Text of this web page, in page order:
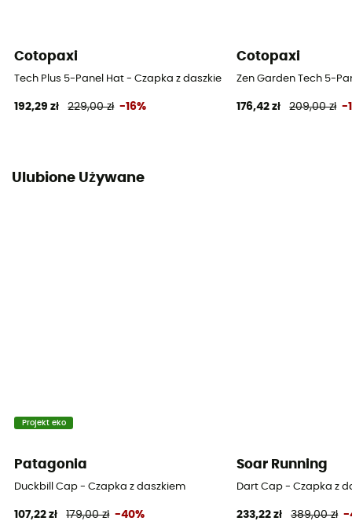
Cotopaxi
Tech Plus 5-Panel Hat - Czapka z daszkiem
192,29 zł 229,00 zł -16%
Cotopaxi
Zen Garden Tech 5-
176,42 zł 209,00 zł -
Ulubione Używane
Projekt eko
Patagonia
Duckbill Cap - Czapka z daszkiem
107,22 zł 179,00 zł -40%
Soar Running
Dart Cap - Czapka z
233,22 zł 389,00 zł -